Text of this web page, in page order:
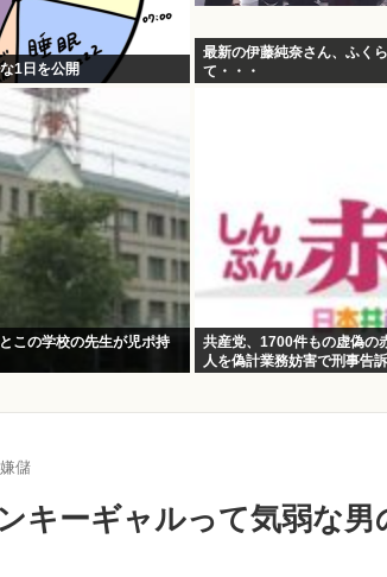
1日を公開
最新の伊藤純奈さん、ふく
て・・・
この学校の先生が児ポ持
共産党、1700件もの虚偽の
人を偽計業務妨害で刑事告訴
嫌儲
キーギャルって気弱な